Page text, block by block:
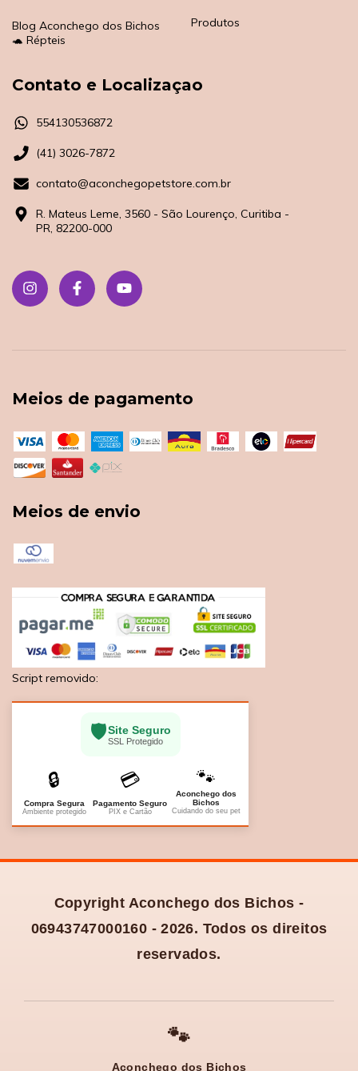
Blog Aconchego dos Bichos
🐢 Répteis
Produtos
Contato e Localizaçao
554130536872
(41) 3026-7872
contato@aconchegopetstore.com.br
R. Mateus Leme, 3560 - São Lourenço, Curitiba -
PR, 82200-000
Meios de pagamento
Meios de envio
Script removido:
🛡️Site Seguro
SSL Protegido
🔒
Compra Segura
Ambiente protegido
💳
Pagamento Seguro
PIX e Cartão
🐾
Aconchego dos
Bichos
Cuidando do seu pet
Copyright Aconchego dos Bichos -
06943747000160 - 2026. Todos os direitos
reservados.
🐾
Aconchego dos Bichos